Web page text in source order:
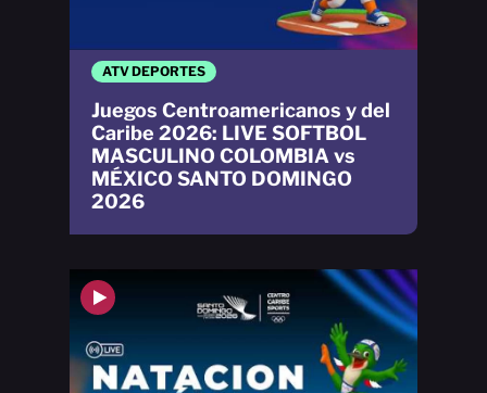
ATV DEPORTES
Juegos Centroamericanos y del
Caribe 2026: LIVE SOFTBOL
MASCULINO COLOMBIA vs
MÉXICO SANTO DOMINGO
2026